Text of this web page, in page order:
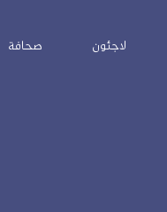
لاجئون صحافة